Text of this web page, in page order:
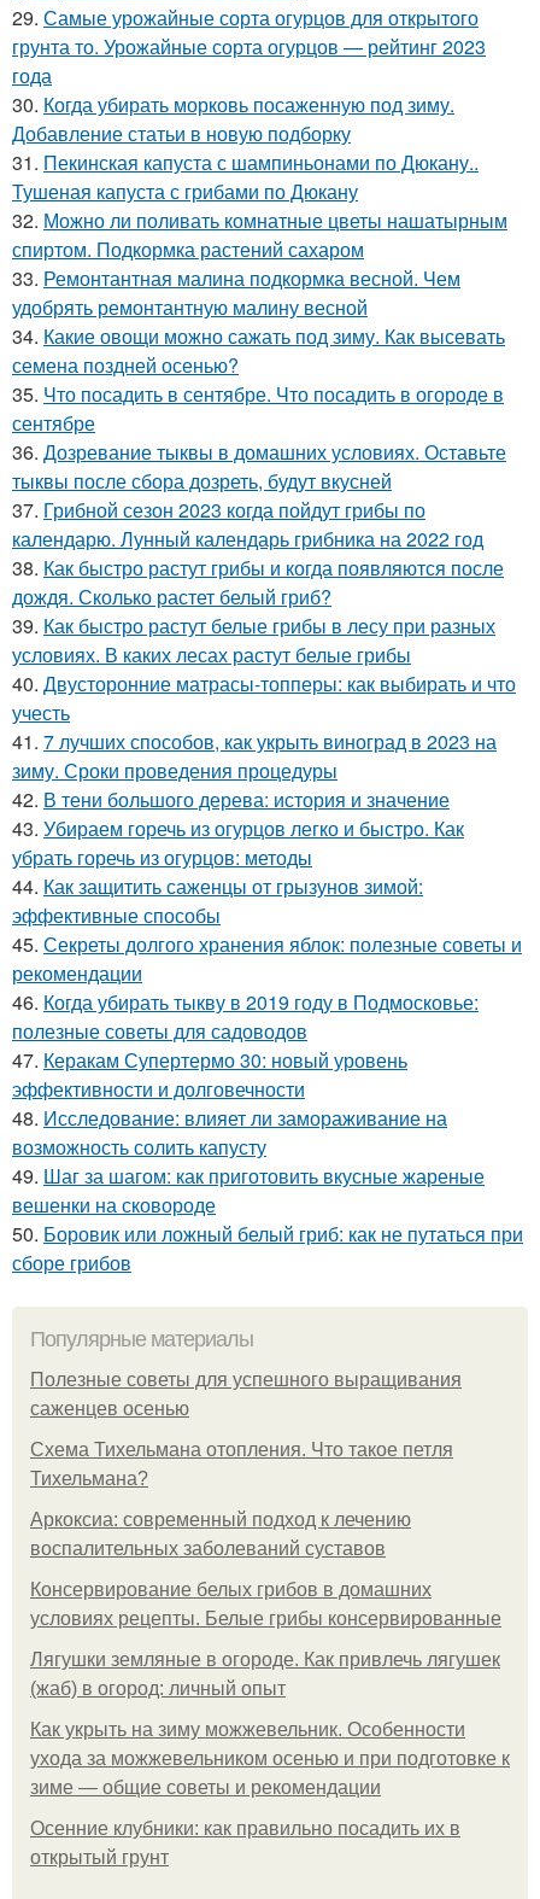
29. Самые урожайные сорта огурцов для открытого
грунта то. Урожайные сорта огурцов — рейтинг 2023
года
30. Когда убирать морковь посаженную под зиму.
Добавление статьи в новую подборку
31. Пекинская капуста с шампиньонами по Дюкану..
Тушеная капуста с грибами по Дюкану
32. Можно ли поливать комнатные цветы нашатырным
спиртом. Подкормка растений сахаром
33. Ремонтантная малина подкормка весной. Чем
удобрять ремонтантную малину весной
34. Какие овощи можно сажать под зиму. Как высевать
семена поздней осенью?
35. Что посадить в сентябре. Что посадить в огороде в
сентябре
36. Дозревание тыквы в домашних условиях. Оставьте
тыквы после сбора дозреть, будут вкусней
37. Грибной сезон 2023 когда пойдут грибы по
календарю. Лунный календарь грибника на 2022 год
38. Как быстро растут грибы и когда появляются после
дождя. Сколько растет белый гриб?
39. Как быстро растут белые грибы в лесу при разных
условиях. В каких лесах растут белые грибы
40. Двусторонние матрасы-топперы: как выбирать и что
учесть
41. 7 лучших способов, как укрыть виноград в 2023 на
зиму. Сроки проведения процедуры
42. В тени большого дерева: история и значение
43. Убираем горечь из огурцов легко и быстро. Как
убрать горечь из огурцов: методы
44. Как защитить саженцы от грызунов зимой:
эффективные способы
45. Секреты долгого хранения яблок: полезные советы и
рекомендации
46. Когда убирать тыкву в 2019 году в Подмосковье:
полезные советы для садоводов
47. Керакам Супертермо 30: новый уровень
эффективности и долговечности
48. Исследование: влияет ли замораживание на
возможность солить капусту
49. Шаг за шагом: как приготовить вкусные жареные
вешенки на сковороде
50. Боровик или ложный белый гриб: как не путаться при
сборе грибов
Популярные материалы
Полезные советы для успешного выращивания
саженцев осенью
Схема Тихельмана отопления. Что такое петля
Тихельмана?
Аркоксиа: современный подход к лечению
воспалительных заболеваний суставов
Консервирование белых грибов в домашних
условиях рецепты. Белые грибы консервированные
Лягушки земляные в огороде. Как привлечь лягушек
(жаб) в огород: личный опыт
Как укрыть на зиму можжевельник. Особенности
ухода за можжевельником осенью и при подготовке к
зиме — общие советы и рекомендации
Осенние клубники: как правильно посадить их в
открытый грунт